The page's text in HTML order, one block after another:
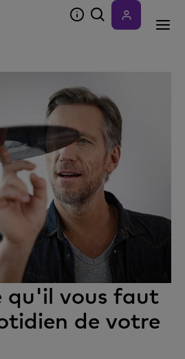
qu'il vous faut
de votre